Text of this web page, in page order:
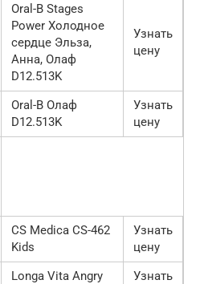
Oral-B Stages
Power Холодное
сердце Эльза,
Анна, Олаф
D12.513K
Узнать
цену
Oral-B Олаф
D12.513K
Узнать
цену
CS Medica CS-462
Kids
Узнать
цену
Longa Vita Angry
Узнать